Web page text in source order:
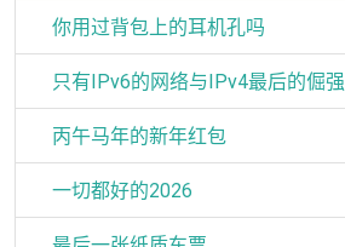
你用过背包上的耳机孔吗
只有IPv6的网络与IPv4最后的倔强
丙午马年的新年红包
一切都好的2026